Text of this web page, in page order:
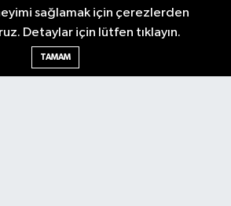
Künye
Bilim & Teknoloji
sağlamak için çerezlerden
Detaylar için lütfen tıklayın.
TAMAM